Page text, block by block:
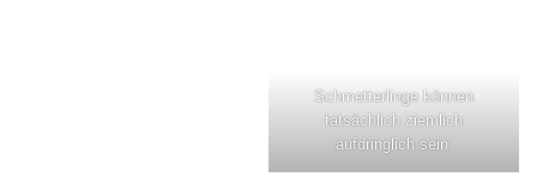
Schmetterlinge können
tatsächlich ziemlich
aufdringlich sein.